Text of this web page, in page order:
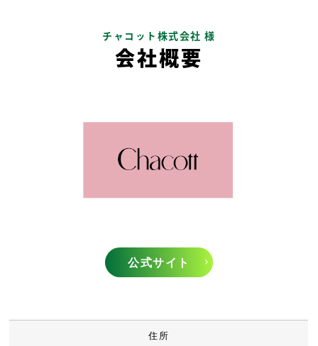
チャコット株式会社 様
会社概要
公式サイト
住所